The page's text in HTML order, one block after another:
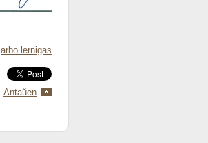
arbo lernigas
Antaŭen